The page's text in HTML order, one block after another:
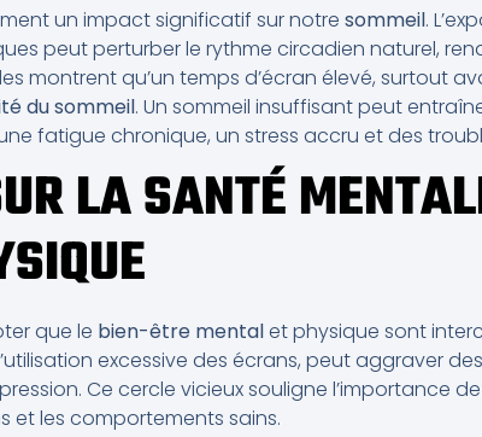
un impact significatif sur notre sommeil.
peut perturber le rythme circadien naturel,
montrent qu’un temps d’écran élevé, surtout
du sommeil. Un sommeil insuffisant peut
fatigue chronique, un stress accru et des
LA SANTÉ
que le bien-être mentalet physique sont
excessive des écrans, peut aggraver
Ce cercle vicieux souligne l’importance
et les comportements sains.